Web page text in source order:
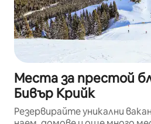
Места за престой
Бивър Крийк
Резервирайте уникални